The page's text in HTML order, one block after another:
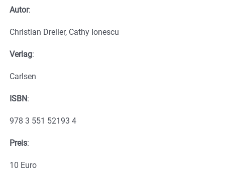
Autor:
Christian Dreller, Cathy Ionescu
Verlag:
Carlsen
ISBN:
978 3 551 52193 4
Preis:
10 Euro